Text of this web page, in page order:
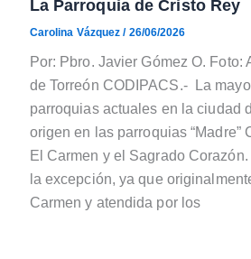
La Parroquia de Cristo Rey
Carolina Vázquez/ 26/06/2026
Por: Pbro. Javier Gómez O. Foto:
de Torreón CODIPACS.- La
parroquias actuales en la ciudad
origen en las parroquias “Madre”
El Carmen y el Sagrado
la excepción, ya que
Carmen y atendida por los